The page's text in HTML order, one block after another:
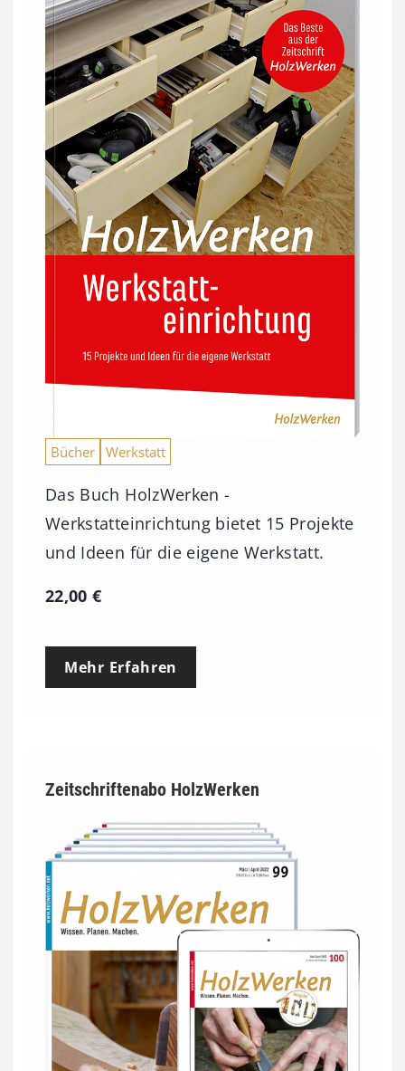
Bücher Werkstatt
Das Buch HolzWerken -
Werkstatteinrichtung bietet 15 Projekte
und Ideen für die eigene Werkstatt.
22,00€
Mehr Erfahren
Zeitschriftenabo HolzWerken